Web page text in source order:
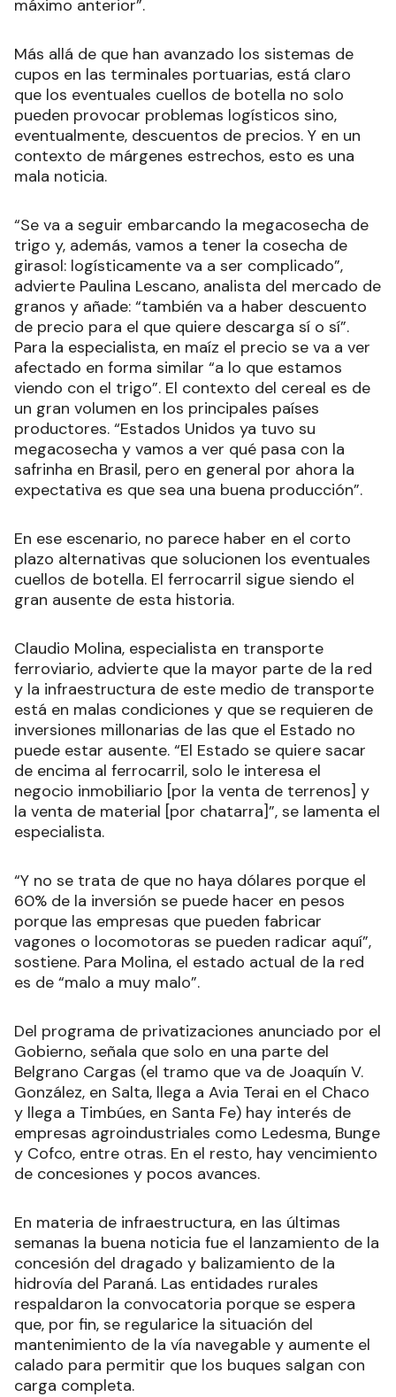
máximo anterior”.
Más allá de que han avanzado los sistemas de
cupos en las terminales portuarias, está claro
que los eventuales cuellos de botella no solo
pueden provocar problemas logísticos sino,
eventualmente, descuentos de precios. Y en un
contexto de márgenes estrechos, esto es una
mala noticia.
“Se va a seguir embarcando la megacosecha de
trigo y, además, vamos a tener la cosecha de
girasol: logísticamente va a ser complicado”,
advierte Paulina Lescano, analista del mercado de
granos y añade: “también va a haber descuento
de precio para el que quiere descarga sí o sí”.
Para la especialista, en maíz el precio se va a ver
afectado en forma similar “a lo que estamos
viendo con el trigo”. El contexto del cereal es de
un gran volumen en los principales países
productores. “Estados Unidos ya tuvo su
megacosecha y vamos a ver qué pasa con la
safrinha en Brasil, pero en general por ahora la
expectativa es que sea una buena producción”.
En ese escenario, no parece haber en el corto
plazo alternativas que solucionen los eventuales
cuellos de botella. El ferrocarril sigue siendo el
gran ausente de esta historia.
Claudio Molina, especialista en transporte
ferroviario, advierte que la mayor parte de la red
y la infraestructura de este medio de transporte
está en malas condiciones y que se requieren de
inversiones millonarias de las que el Estado no
puede estar ausente. “El Estado se quiere sacar
de encima al ferrocarril, solo le interesa el
negocio inmobiliario [por la venta de terrenos] y
la venta de material [por chatarra]”, se lamenta el
especialista.
“Y no se trata de que no haya dólares porque el
60% de la inversión se puede hacer en pesos
porque las empresas que pueden fabricar
vagones o locomotoras se pueden radicar aquí”,
sostiene. Para Molina, el estado actual de la red
es de “malo a muy malo”.
Del programa de privatizaciones anunciado por el
Gobierno, señala que solo en una parte del
Belgrano Cargas (el tramo que va de Joaquín V.
González, en Salta, llega a Avia Terai en el Chaco
y llega a Timbúes, en Santa Fe) hay interés de
empresas agroindustriales como Ledesma, Bunge
y Cofco, entre otras. En el resto, hay vencimiento
de concesiones y pocos avances.
En materia de infraestructura, en las últimas
semanas la buena noticia fue el lanzamiento de la
concesión del dragado y balizamiento de la
hidrovía del Paraná. Las entidades rurales
respaldaron la convocatoria porque se espera
que, por fin, se regularice la situación del
mantenimiento de la vía navegable y aumente el
calado para permitir que los buques salgan con
carga completa.